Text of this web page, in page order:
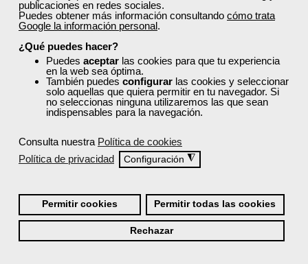
publicaciones en redes sociales.
Puedes obtener más información consultando cómo trata
Google la información personal.
¿Qué puedes hacer?
Puedes aceptar las cookies para que tu experiencia
en la web sea óptima.
También puedes configurar las cookies y seleccionar
solo aquellas que quiera permitir en tu navegador. Si
no seleccionas ninguna utilizaremos las que sean
indispensables para la navegación.
Consulta nuestra Política de cookies
Política de privacidad
Configuración ◮
Permitir cookies Permitir todas las cookies
Rechazar
Cursos Femxa
Fotografía digital y la
empresa
Curso Gratuito
20 horas
Matrícula cerrada
166